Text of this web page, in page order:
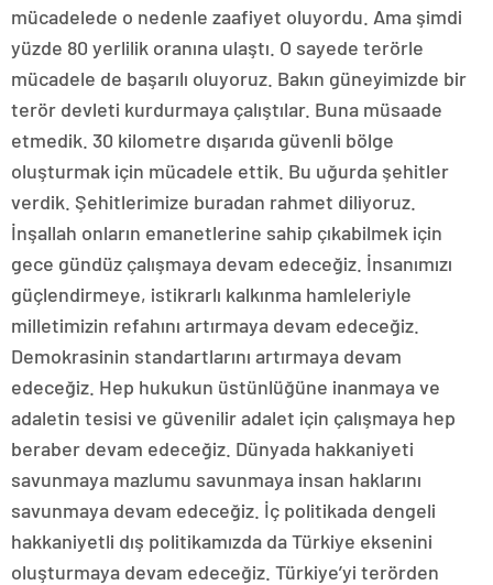
mücadelede o nedenle zaafiyet oluyordu. Ama şimdi
yüzde 80 yerlilik oranına ulaştı. O sayede terörle
mücadele de başarılı oluyoruz. Bakın güneyimizde bir
terör devleti kurdurmaya çalıştılar. Buna müsaade
etmedik. 30 kilometre dışarıda güvenli bölge
oluşturmak için mücadele ettik. Bu uğurda şehitler
verdik. Şehitlerimize buradan rahmet diliyoruz.
İnşallah onların emanetlerine sahip çıkabilmek için
gece gündüz çalışmaya devam edeceğiz. İnsanımızı
güçlendirmeye, istikrarlı kalkınma hamleleriyle
milletimizin refahını artırmaya devam edeceğiz.
Demokrasinin standartlarını artırmaya devam
edeceğiz. Hep hukukun üstünlüğüne inanmaya ve
adaletin tesisi ve güvenilir adalet için çalışmaya hep
beraber devam edeceğiz. Dünyada hakkaniyeti
savunmaya mazlumu savunmaya insan haklarını
savunmaya devam edeceğiz. İç politikada dengeli
hakkaniyetli dış politikamızda da Türkiye eksenini
oluşturmaya devam edeceğiz. Türkiye’yi terörden